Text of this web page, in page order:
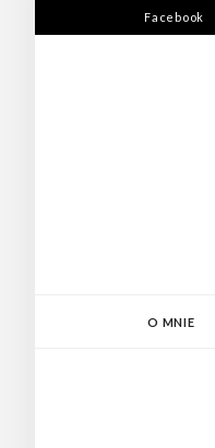
to
Facebook
O MNIE